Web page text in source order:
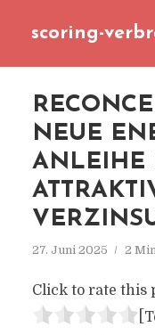
scoring-
NEUE
ANLEIHE
27. Juni 2025 2
Click to rate this